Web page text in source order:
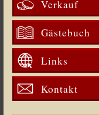
Verkauf
Gästebuch
Links
Kontakt